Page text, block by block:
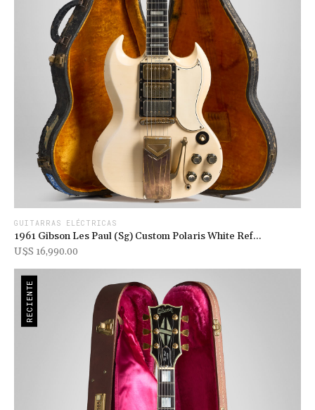
GUITARRAS ELÉCTRICAS
1961 Gibson Les Paul (sg) Custom Polaris White Ref...
U$s 16,990.00
RECIENTE